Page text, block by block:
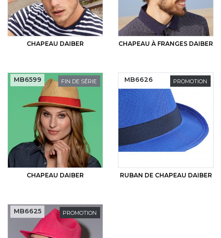
CHAPEAU DAIBER CHAPEAU À FRANGES DAIBER
FIN DE SÉRIE
CHAPEAU DAIBER
MB6599 PROMOTION
RUBAN DE CHAPEAU DAIBER
MB6626
PROMOTION
MB6625